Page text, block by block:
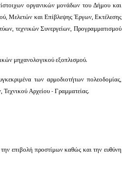
οργανικών μονάδων του Δήμου και
Μελετών και Επίβλεψης Έργων, Εκτέλεσης
τεχνικών Συνεργείων, Προγραμματισμού
μηχανολογικού εξοπλισμού.
των αρμοδιοτήτων πολεοδομίας,
Αρχείου - Γραμματείας.
επιβολή προστίμων καθώς και την ευθύνη